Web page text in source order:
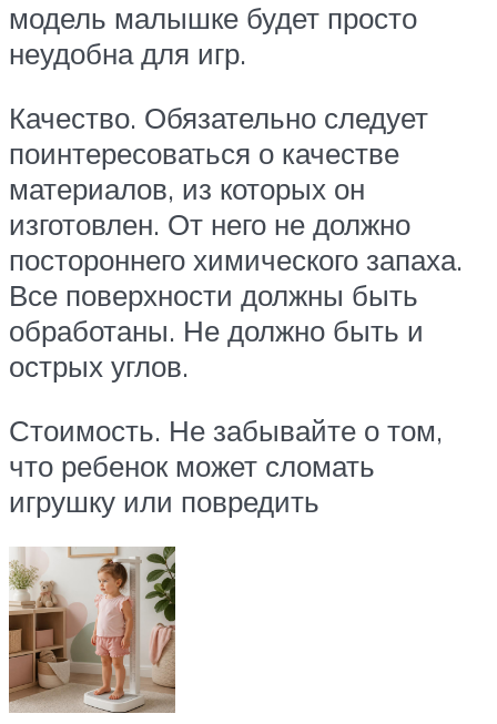
модель малышке будет просто
неудобна для игр.
Качество. Обязательно следует
поинтересоваться о качестве
материалов, из которых он
изготовлен. От него не должно
постороннего химического запаха.
Все поверхности должны быть
обработаны. Не должно быть и
острых углов.
Стоимость. Не забывайте о том,
что ребенок может сломать
игрушку или повредить